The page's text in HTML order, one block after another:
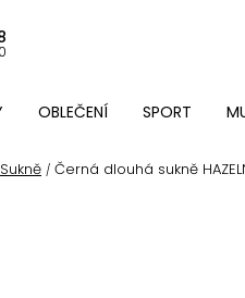
OBLEČENÍ SPORT
Sukně / Černá dlouhá sukně